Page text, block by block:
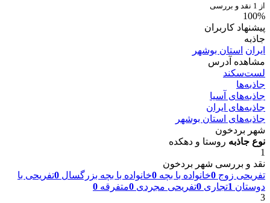
از 1 نقد و بررسی
100%
پیشنهاد کاربران
جاذبه
ایران استان بوشهر
مشاهده آدرس
لست‌سکند
جاذبه‌ها
جاذبه‌های آسیا
جاذبه‌های ایران
جاذبه‌های استان بوشهر
شهر بردخون
نوع جاذبه روستا و دهکده
1
نقد و بررسی شهر بردخون
تفریحی زوج 0خانواده با بچه 0خانواده با بچه بزرگسال 0تفریحی با
دوستان 1تجاری 0تفریحی مجردی 0متفرقه 0
3